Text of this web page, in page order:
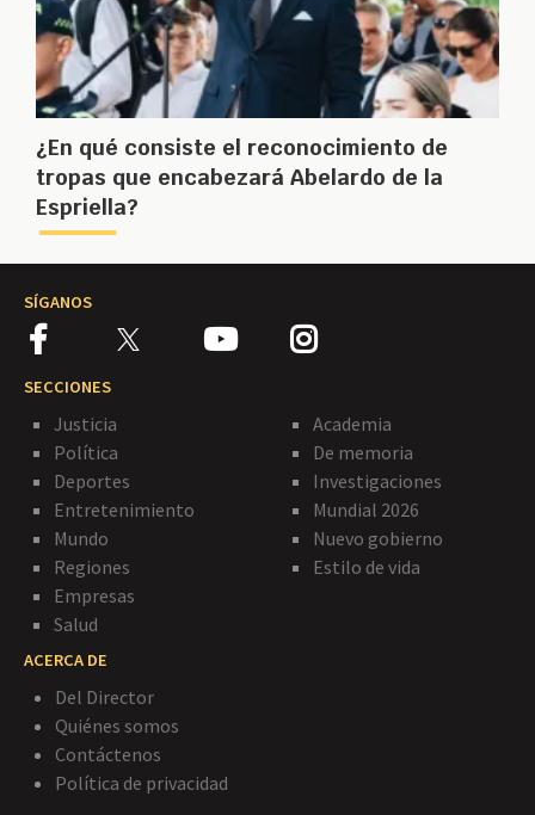
¿En qué consiste el reconocimiento de
tropas que encabezará Abelardo de la
Espriella?
SÍGANOS
SECCIONES
Justicia
Política
Deportes
Entretenimiento
Mundo
Regiones
Empresas
Salud
Academia
De memoria
Investigaciones
Mundial 2026
Nuevo gobierno
Estilo de vida
ACERCA DE
Del Director
Quiénes somos
Contáctenos
Política de privacidad